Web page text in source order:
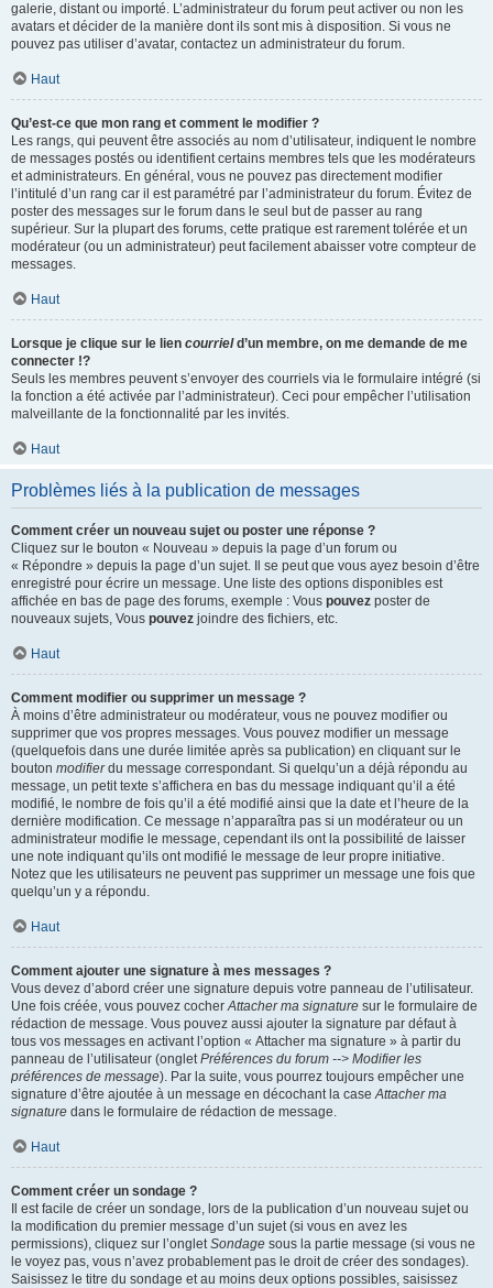
galerie, distant ou importé. L’administrateur du forum peut activer ou non les
avatars et décider de la manière dont ils sont mis à disposition. Si vous ne
pouvez pas utiliser d’avatar, contactez un administrateur du forum.
Haut
Qu’est-ce que mon rang et comment le modifier ?
Les rangs, qui peuvent être associés au nom d’utilisateur, indiquent le nombre
de messages postés ou identifient certains membres tels que les modérateurs
et administrateurs. En général, vous ne pouvez pas directement modifier
l’intitulé d’un rang car il est paramétré par l’administrateur du forum. Évitez de
poster des messages sur le forum dans le seul but de passer au rang
supérieur. Sur la plupart des forums, cette pratique est rarement tolérée et un
modérateur (ou un administrateur) peut facilement abaisser votre compteur de
messages.
Haut
Lorsque je clique sur le lien courrield’un membre, on me demande de me
connecter !?
Seuls les membres peuvent s’envoyer des courriels via le formulaire intégré (si
la fonction a été activée par l’administrateur). Ceci pour empêcher l’utilisation
malveillante de la fonctionnalité par les invités.
Haut
Problèmes liés à la publication de messages
Comment créer un nouveau sujet ou poster une réponse ?
Cliquez sur le bouton « Nouveau » depuis la page d’un forum ou
« Répondre » depuis la page d’un sujet. Il se peut que vous ayez besoin d’être
enregistré pour écrire un message. Une liste des options disponibles est
affichée en bas de page des forums, exemple : Vous pouvez poster de
nouveaux sujets, Vous pouvez joindre des fichiers, etc.
Haut
Comment modifier ou supprimer un message ?
À moins d’être administrateur ou modérateur, vous ne pouvez modifier ou
supprimer que vos propres messages. Vous pouvez modifier un message
(quelquefois dans une durée limitée après sa publication) en cliquant sur le
bouton modifierdu message correspondant. Si quelqu’un a déjà répondu au
message, un petit texte s’affichera en bas du message indiquant qu’il a été
modifié, le nombre de fois qu’il a été modifié ainsi que la date et l’heure de la
dernière modification. Ce message n’apparaîtra pas si un modérateur ou un
administrateur modifie le message, cependant ils ont la possibilité de laisser
une note indiquant qu’ils ont modifié le message de leur propre initiative.
Notez que les utilisateurs ne peuvent pas supprimer un message une fois que
quelqu’un y a répondu.
Haut
Comment ajouter une signature à mes messages ?
Vous devez d’abord créer une signature depuis votre panneau de l’utilisateur.
Une fois créée, vous pouvez cocherAttacher ma signature sur le formulaire de
rédaction de message. Vous pouvez aussi ajouter la signature par défaut à
tous vos messages en activant l’option « Attacher ma signature » à partir du
panneau de l’utilisateur (ongletPréférences du forum --> Modifier les
préférences de message). Par la suite, vous pourrez toujours empêcher une
signature d’être ajoutée à un message en décochant la caseAttacher ma
signature dans le formulaire de rédaction de message.
Haut
Comment créer un sondage ?
Il est facile de créer un sondage, lors de la publication d’un nouveau sujet ou
la modification du premier message d’un sujet (si vous en avez les
permissions), cliquez sur l’ongletSondage sous la partie message (si vous ne
le voyez pas, vous n’avez probablement pas le droit de créer des sondages).
Saisissez le titre du sondage et au moins deux options possibles, saisissez